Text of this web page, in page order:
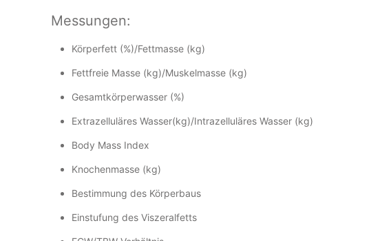
Messungen:
Körperfett (%)/Fettmasse (kg)
Fettfreie Masse (kg)/Muskelmasse (kg)
Gesamtkörperwasser (%)
Extrazelluläres Wasser(kg)/Intrazelluläres Wasser (kg)
Body Mass Index
Knochenmasse (kg)
Bestimmung des Körperbaus
Einstufung des Viszeralfetts